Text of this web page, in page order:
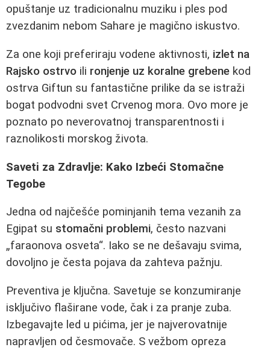
opuštanje uz tradicionalnu muziku i ples pod
zvezdanim nebom Sahare je magično iskustvo.
Za one koji preferiraju vodene aktivnosti, izlet na
Rajsko ostrvo ili ronjenje uz koralne grebene kod
ostrva Giftun su fantastične prilike da se istraži
bogat podvodni svet Crvenog mora. Ovo more je
poznato po neverovatnoj transparentnosti i
raznolikosti morskog života.
Saveti za Zdravlje: Kako Izbeći Stomačne
Tegobe
Jedna od najčešće pominjanih tema vezanih za
Egipat su stomačni problemi, često nazvani
„faraonova osveta“. Iako se ne dešavaju svima,
dovoljno je česta pojava da zahteva pažnju.
Preventiva je ključna. Savetuje se konzumiranje
isključivo flaširane vode, čak i za pranje zuba.
Izbegavajte led u pićima, jer je najverovatnije
napravljen od česmovače. S vežbom opreza